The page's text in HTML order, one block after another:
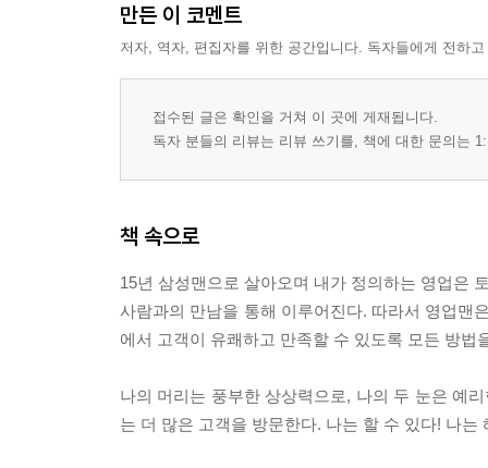
13 우리 회사를 맡아주시오. 다만……
: 고객이 선택하는 영업맨은 바로 나여야 한다
Chapter 2 나는 영업맨, 실전 현장 노하우
14 영업맨, 정문을 뚫어라
: 바닥을 체험하고 현장을 살피는 눈을 가져라
16 불통 소통!
: 외부 영업 내부 영업, 눈치의 촉을 펴고 소통하라
17 그냥 폐기 처리하시죠
: 끝장을 보는 정신이 영업 정신이다
: 구매처 키맨의 문제를 반드시 해결하라
19 반벙어리 대답은 가라
만든 이 코멘트
저자, 역자, 편집자를 위한 공간입니다. 독자들에게 전하
접수된 글은 확인을 거쳐 이 곳에 게재됩니다.
독자 분들의 리뷰는 리뷰 쓰기를, 책에 대한 문의는
책 속으로
15년 삼성맨으로 살아오며 내가 정의하는 영업은
사람과의 만남을 통해 이루어진다. 따라서 영업맨
에서 고객이 유쾌하고 만족할 수 있도록 모든 방법
나의 머리는 풍부한 상상력으로, 나의 두 눈은 예
는 더 많은 고객을 방문한다. 나는 할 수 있다! 나는